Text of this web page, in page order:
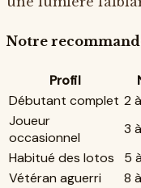
Notre
Profil
Débutant complet 2
Joueur
occasionnel
3
Habitué des lotos
5
Vétéran aguerri
8